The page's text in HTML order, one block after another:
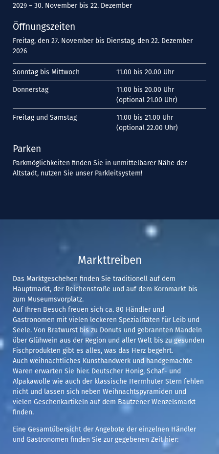
2029 – 30. November bis 22. Dezember
Öffnungszeiten
Freitag, den 27. November bis Dienstag, den 22. Dezember
2026
Sonntag bis Mittwoch 11.00 bis 20.00 Uhr
Donnerstag
11.00 bis 20.00 Uhr
(optional 21.00 Uhr)
Freitag und Samstag
11.00 bis 21.00 Uhr
(optional 22.00 Uhr)
Parken
Parkmöglichkeiten finden Sie in unmittelbarer Nähe der
Altstadt, nutzen Sie unser Parkleitsystem!
Markttreiben
Das Marktgeschehen finden Sie traditionell auf dem
Hauptmarkt, der Reichenstraße und auf dem Kornmarkt bis
zum Museumsvorplatz.
Auf Ihren Besuch freuen sich ca. 80 Händler und
Gastronomen mit vielen leckeren Spezialitäten für Leib und
Seele. Von Bratwurst bis zu Donuts und gebrannten Mandeln
über Glühwein aus der Region und aller Welt bis zu gesunden
Fischprodukten gibt es alles, was das Herz begehrt.
Auch weihnachtliches Kunsthandwerk und handgemachte
Waren erwarten Sie hier. Deutscher Honig, Schaf- und
Alpakawolle wie auch der klassische Herrnhuter Stern fehlen
nicht und lassen sich neben Weihnachtspyramiden und
vielen Geschenkartikeln auf dem Bautzener Wenzelsmarkt
finden.
Eine Gesamtübersicht der Angebote der einzelnen Händler
und Gastronomen finden Sie zur gegebenen Zeit hier: